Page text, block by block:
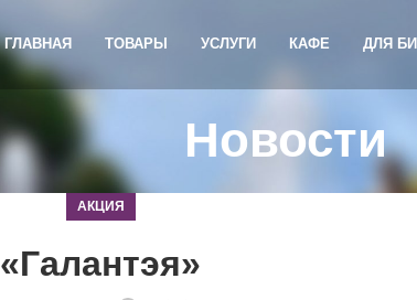
ГЛАВНАЯ ТОВАРЫ УСЛУГИ КАФЕ ДЛЯ
Новости
АКЦИЯ
«Галантэя»